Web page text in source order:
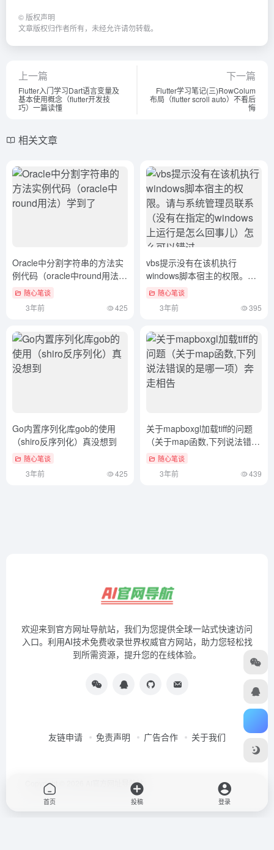
© 版权声明
文章版权归作者所有，未经允许请勿转载。
上一篇
Flutter入门学习Dart语言变量及
基本使用概念（flutter开发技
巧）一篇读懂
下一篇
Flutter学习笔记(三)RowColum
布局（flutter scroll auto）不看后
悔
相关文章
Oracle中分割字符串的方法实
例代码（oracle中round用法）
学到了
随心笔谈
3年前 425
vbs提示没有在该机执行
windows脚本宿主的权限。请
与系统管理员联系（没有在指
定的windows上运行是怎么回
事儿）怎么可以错过
随心笔谈
3年前 395
Go内置序列化库gob的使用
（shiro反序列化）真没想到
随心笔谈
3年前 425
关于mapboxgl加载tiff的问题
（关于map函数,下列说法错误
的是哪一项）奔走相告
随心笔谈
3年前 439
欢迎来到官方网址导航站，我们为您提供全球一站式快速访问
入口。利用AI技术免费收录世界权威官方网站，助力您轻松找
到所需资源，提升您的在线体验。
友链申请 免责声明 广告合作 关于我们
Copyright © 2026 AI官方网址导航站
首页 投稿 登录